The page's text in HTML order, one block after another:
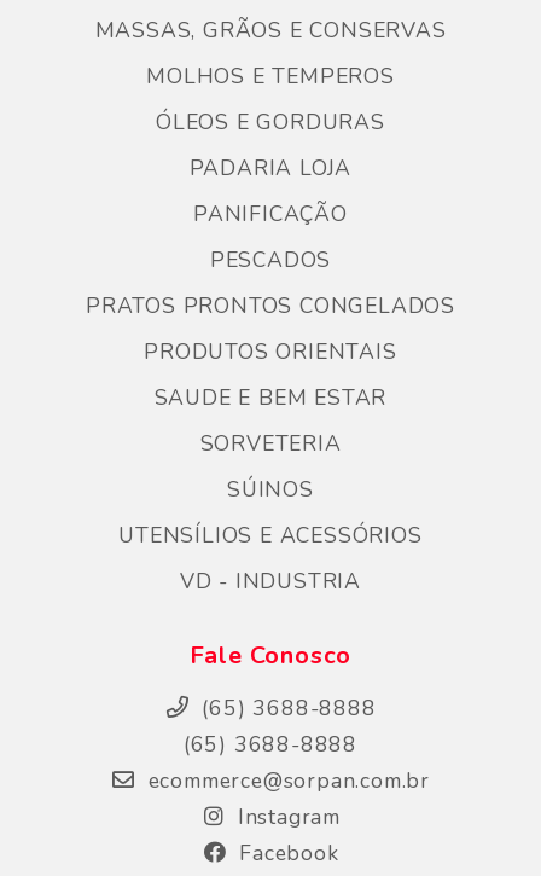
MASSAS, GRÃOS E CONSERVAS
MOLHOS E TEMPEROS
ÓLEOS E GORDURAS
PADARIA LOJA
PANIFICAÇÃO
PESCADOS
PRATOS PRONTOS CONGELADOS
PRODUTOS ORIENTAIS
SAUDE E BEM ESTAR
SORVETERIA
SÚINOS
UTENSÍLIOS E ACESSÓRIOS
VD - INDUSTRIA
Fale Conosco
(65) 3688-8888
(65) 3688-8888
ecommerce@sorpan.com.br
Instagram
Facebook